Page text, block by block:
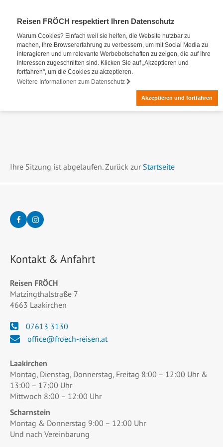
Reisen FRÖCH respektiert Ihren Datenschutz
Warum Cookies? Einfach weil sie helfen, die Website nutzbar zu
machen, Ihre Browsererfahrung zu verbessern, um mit Social Media zu
interagieren und um relevante Werbebotschaften zu zeigen, die auf Ihre
Interessen zugeschnitten sind. Klicken Sie auf „Akzeptieren und
fortfahren", um die Cookies zu akzeptieren.
Weitere Informationen zum Datenschutz
Akzeptieren und fortfahren
Ihre Sitzung ist abgelaufen. Zurück zurStartseite
Kontakt & Anfahrt
Reisen FRÖCH
Matzingthalstraße 7
4663 Laakirchen
07613 3130
office@froech-reisen.at
Laakirchen
Montag, Dienstag, Donnerstag, Freitag 8:00 – 12:00 Uhr &
13:00 – 17:00 Uhr
Mittwoch 8:00 – 12:00 Uhr
Scharnstein
Montag & Donnerstag 9:00 – 12:00 Uhr
Und nach Vereinbarung